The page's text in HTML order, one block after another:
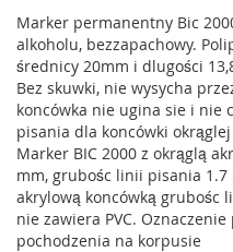
Marker permanentny Bic
alkoholu, bezzapachowy.
średnicy 20mm i dlugości
Bez skuwki, nie wysycha
koncówka nie ugina sie i nie
pisania dla koncówki
Marker BIC 2000 z okrąglą
mm, grubośc linii pisania 1.7
akrylową koncówką grubośc
nie zawiera PVC.
pochodzenia na korpusie